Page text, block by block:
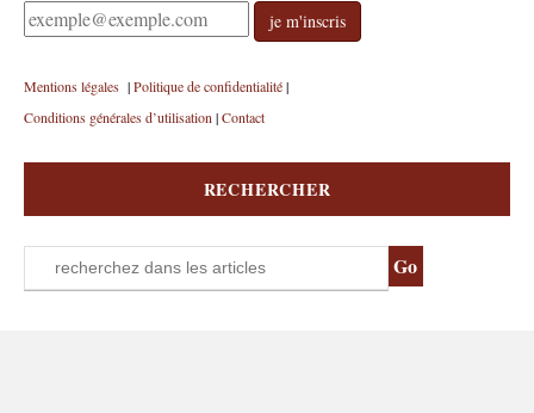
je m'inscris
Mentions légales |Politique de confidentialité|
Conditions générales d’utilisation|Contact
RECHERCHER